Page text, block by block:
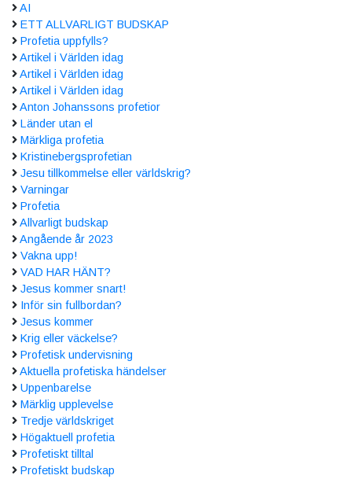
AI
ETT ALLVARLIGT BUDSKAP
Profetia uppfylls?
Artikel i Världen idag
Artikel i Världen idag
Artikel i Världen idag
Anton Johanssons profetior
Länder utan el
Märkliga profetia
Kristinebergsprofetian
Jesu tillkommelse eller världskrig?
Varningar
Profetia
Allvarligt budskap
Angående år 2023
Vakna upp!
VAD HAR HÄNT?
Jesus kommer snart!
Inför sin fullbordan?
Jesus kommer
Krig eller väckelse?
Profetisk undervisning
Aktuella profetiska händelser
Uppenbarelse
Märklig upplevelse
Tredje världskriget
Högaktuell profetia
Profetiskt tilltal
Profetiskt budskap